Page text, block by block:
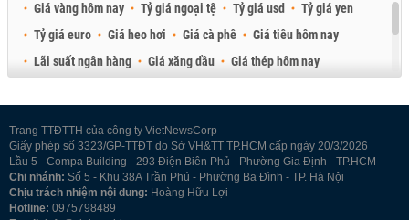
Giá vàng hôm nay Tỷ giá ngoại tệ Tỷ giá usd
Tỷ giá yen
Tỷ giá euro
Giá heo hơi Giá cà phê
Giá tiêu hôm nay
Lãi suất ngân hàng
Giá xăng dầu
Giá thép hôm nay
Trang TTĐTTH của công ty VietNewsCorp
Giấy phép số 3323/GP-TTĐT do Sở VH&TT TP.HCM cấp ngày 20/3/2026
Lầu 5 - Compa Building - 293 Điện Biên Phủ - Phường Gia Định - TP.HCM
Chi nhánh: Số 5 - Khu 38A Trần Phú - Phường Ba Đình - TP. Hà Nội
Chịu trách nhiệm nội dung: Hoàng Hữu Lợi
Hotline: 0975798489